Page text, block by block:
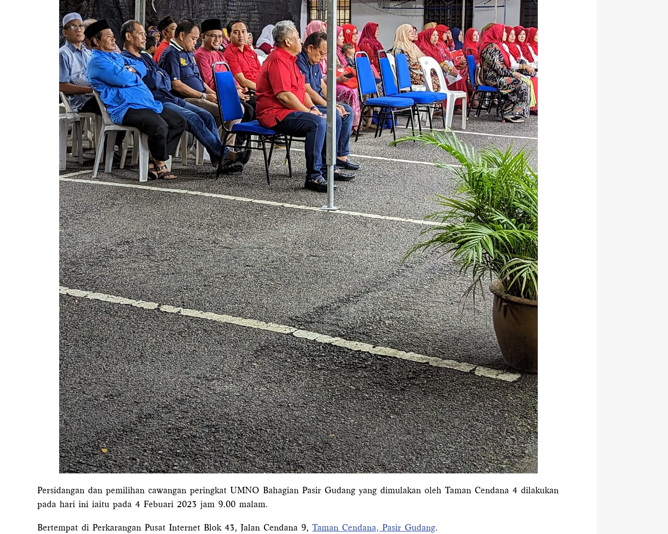
Persidangan dan pemilihan cawangan peringkat UMNO Bahagian Pasir Gudang yang dimulakan oleh Taman Cendana 4 dilakukan
pada hari ini iaitu pada 4 Febuari 2023 jam 9.00 malam.
Bertempat di Perkarangan Pusat Internet Blok 43, Jalan Cendana 9, Taman Cendana, Pasir Gudang.